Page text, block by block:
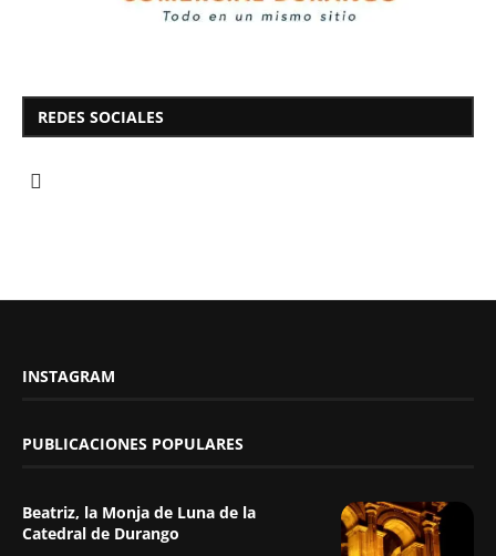
REDES SOCIALES
INSTAGRAM
PUBLICACIONES POPULARES
Beatriz, la Monja de Luna de la
Catedral de Durango